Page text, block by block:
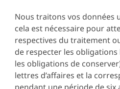
Nous traitons vos données
cela est nécessaire pour
respectives du traitement
de respecter les obligations
les obligations de
lettres d’affaires et la